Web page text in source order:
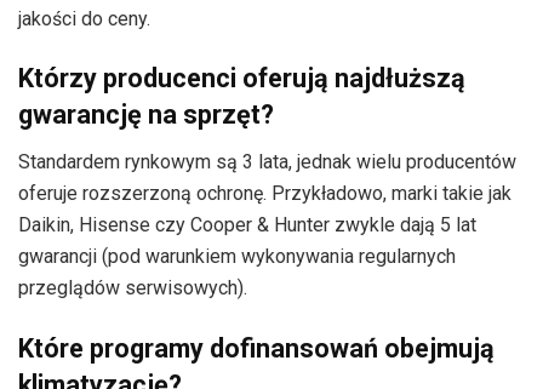
jakości do ceny.
Którzy producenci oferują najdłuższą
gwarancję na sprzęt?
Standardem rynkowym są 3 lata, jednak wielu producentów
oferuje rozszerzoną ochronę. Przykładowo, marki takie jak
Daikin, Hisense czy Cooper & Hunter zwykle dają 5 lat
gwarancji (pod warunkiem wykonywania regularnych
przeglądów serwisowych).
Które programy dofinansowań obejmują